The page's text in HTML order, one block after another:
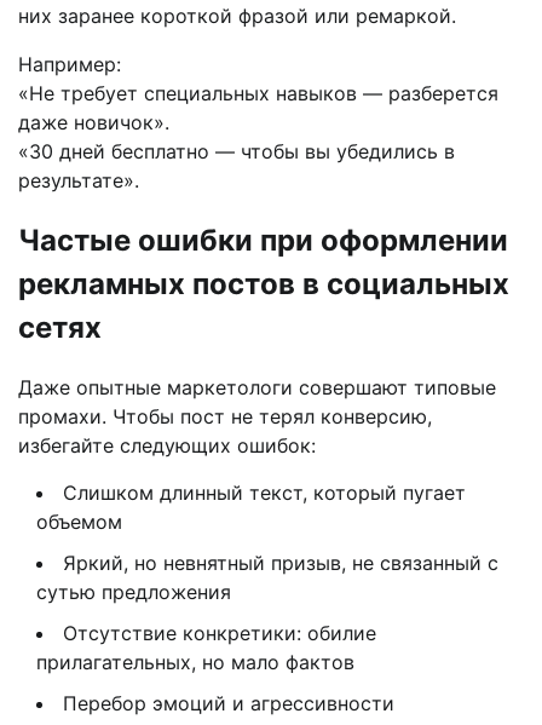
них заранее короткой фразой или ремаркой.
Например:
«Не требует специальных навыков — разберется
даже новичок».
«30 дней бесплатно — чтобы вы убедились в
результате».
Частые ошибки при оформлении
рекламных постов в социальных
сетях
Даже опытные маркетологи совершают типовые
промахи. Чтобы пост не терял конверсию,
избегайте следующих ошибок:
Слишком длинный текст, который пугает
объемом
Яркий, но невнятный призыв, не связанный с
сутью предложения
Отсутствие конкретики: обилие
прилагательных, но мало фактов
Перебор эмоций и агрессивности